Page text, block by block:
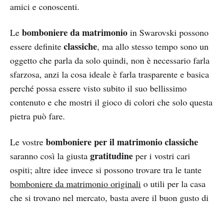
amici e conoscenti.
Le bomboniere da matrimonio in Swarovski possono
essere definite classiche, ma allo stesso tempo sono un
oggetto che parla da solo quindi, non è necessario farla
sfarzosa, anzi la cosa ideale è farla trasparente e basica
perché possa essere visto subito il suo bellissimo
contenuto e che mostri il gioco di colori che solo questa
pietra può fare.
Le vostre bomboniere per il matrimonio classiche
saranno così la giusta gratitudine per i vostri cari
ospiti; altre idee invece si possono trovare tra le tante
bomboniere da matrimonio originali o utili per la casa
che si trovano nel mercato, basta avere il buon gusto di